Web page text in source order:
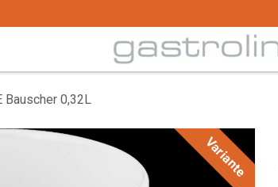
Bauscher 0,32L
Variante